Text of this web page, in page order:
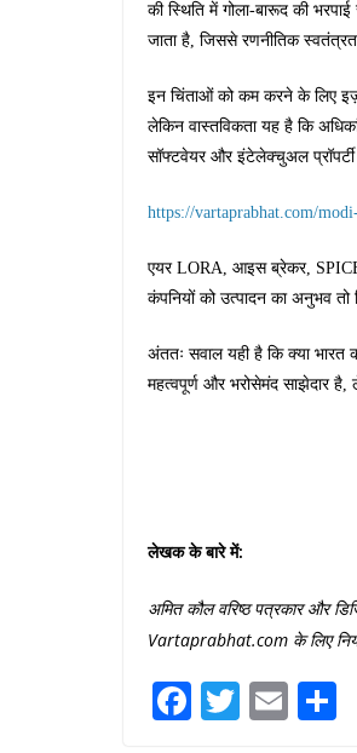
की स्थिति में गोला-बारूद की
जाता है, जिससे रणनीतिक
इन चिंताओं को कम करने के लिए
लेकिन वास्तविकता यह है कि
सॉफ्टवेयर और इंटेलेक्चुअल
https://vartaprabhat.com/
एयर LORA, आइस ब्रेकर, SPICE,
कंपनियों को उत्पादन का अनुभव तो
अंततः सवाल यही है कि क्या भारत
महत्वपूर्ण और भरोसेमंद साझेदार है,
लेखक के बारे में:
अमित कौल वरिष्ठ पत्रकार और
Vartaprabhat.com के लिए
Fa T
E